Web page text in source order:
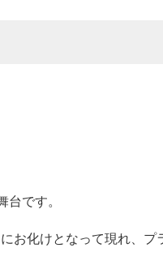
台です。
お化けとなって現れ、